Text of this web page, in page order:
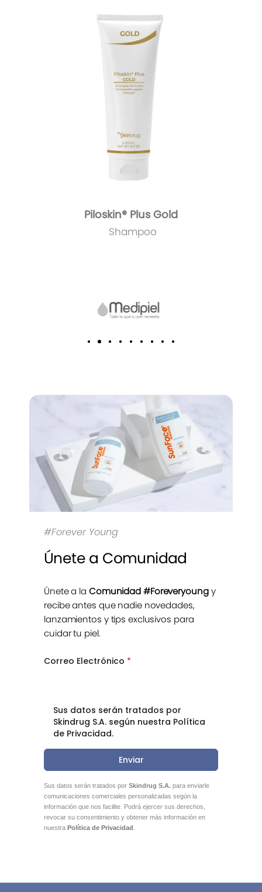
Piloskin® Plus Gold
Shampoo
#Forever Young
Únete a Comunidad
Únete a la Comunidad #Foreveryoungy
recibe antes que nadie novedades,
lanzamientos y tips exclusivos para
cuidar tu piel.
Correo Electrónico *
Sus datos serán tratados por
Skindrug S.A. según nuestra Política
de Privacidad.
Enviar
Sus datos serán tratados por Skindrug S.A. para enviarle
comunicaciones comerciales personalizadas según la
información que nos facilite. Podrá ejercer sus derechos,
revocar su consentimiento y obtener más información en
nuestra Política de Privacidad